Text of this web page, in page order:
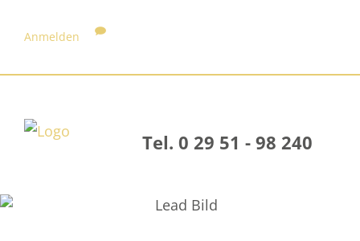
Anmelden
Tel. 0 29 51 - 98 240